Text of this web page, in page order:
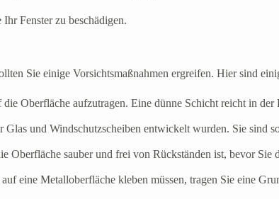
Fenster zu beschädigen.
Sie einige Vorsichtsmaßnahmen ergreifen. Hier sind
Oberfläche aufzutragen. Eine dünne Schicht reicht in
und Windschutzscheiben entwickelt wurden. Sie sind
Oberfläche sauber und frei von Rückständen ist, bevor
eine Metalloberfläche kleben müssen, tragen Sie eine